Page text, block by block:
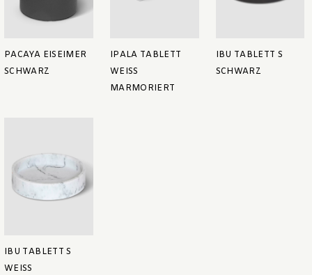
PACAYA EISEIMER
SCHWARZ
IPALA TABLETT
WEISS M
ARMORIERT
IBU TABLETT S
SCHWARZ
IBU TABLETT S
WEISS M